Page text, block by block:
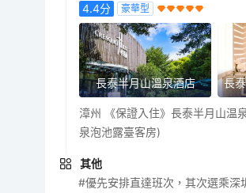
4.4分 豪華型
長泰半月山溫泉酒店
漳州 《保證入住》長泰半月山温
泉泡池露臺客房)
其他
#優先安排直達班次，其次選乘深